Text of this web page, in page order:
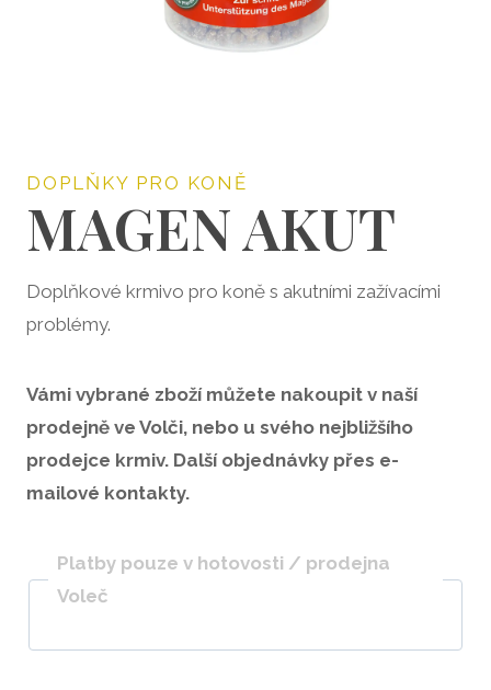
DOPLŇKY PRO KONĚ
MAGEN AKUT
Doplňkové krmivo pro koně s akutními zažívacími
problémy.
Vámi vybrané zboží můžete nakoupit v naší
prodejně ve Volči, nebo u svého nejbližšího
prodejce krmiv. Další objednávky přes e-
mailové kontakty.
Platby pouze v hotovosti / prodejna
Voleč